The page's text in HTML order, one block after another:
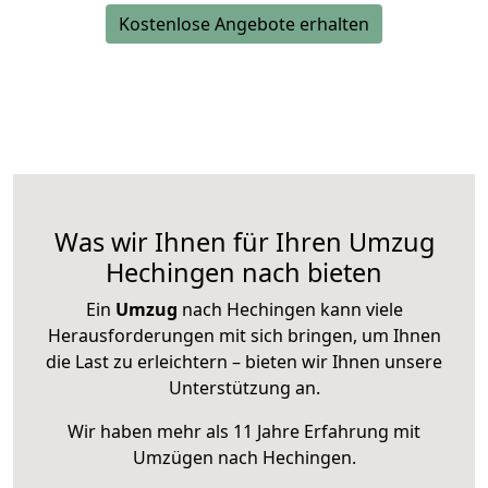
Kostenlose Angebote erhalten
Was wir Ihnen für Ihren Umzug
Hechingen nach bieten
Ein Umzug nach Hechingen kann viele
Herausforderungen mit sich bringen, um Ihnen
die Last zu erleichtern – bieten wir Ihnen unsere
Unterstützung an.
Wir haben mehr als 11 Jahre Erfahrung mit
Umzügen nach Hechingen.